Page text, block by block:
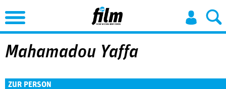
Jump to Navigation
Mahamadou Yaffa
ZUR PERSON